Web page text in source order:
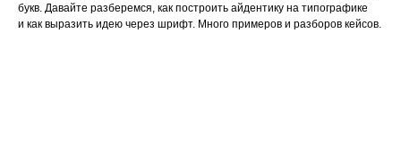
букв. Давайте разберемся, как построить айдентику на типографике
и как выразить идею через шрифт. Много примеров и разборов кейсов.